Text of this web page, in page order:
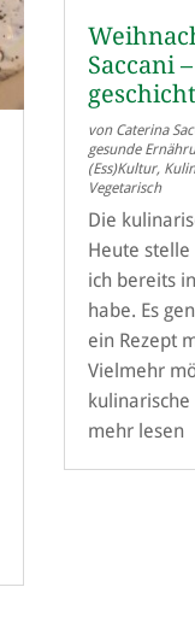
Saccani
von Caterina
gesunde
(Ess)Kultur,
Vegetarisch
Die
Heute
ich bereits
habe. Es
ein Rezept
Vielmehr
kulinarische
mehr lesen